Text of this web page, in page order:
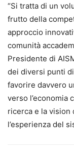
“Si tratta di un
frutto della
approccio
comunità
Presidente di
dei diversi punti
favorire davvero
verso l’economia
ricerca e la vision
l’esperienza del